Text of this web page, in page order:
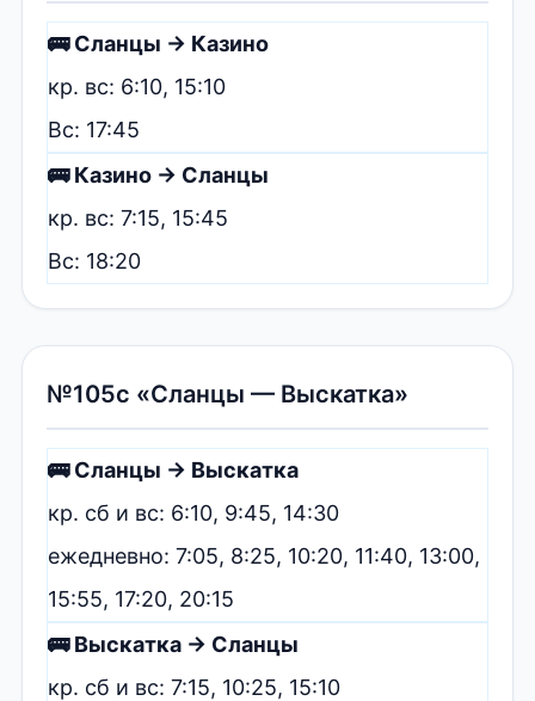
🚌 Сланцы → Казино
кр. вс: 6:10, 15:10
Вс: 17:45
🚌 Казино → Сланцы
кр. вс: 7:15, 15:45
Вс: 18:20
№105с «Сланцы — Выскатка»
🚌 Сланцы → Выскатка
кр. сб и вс: 6:10, 9:45, 14:30
ежедневно: 7:05, 8:25, 10:20, 11:40, 13:00,
15:55, 17:20, 20:15
🚌 Выскатка → Сланцы
кр. сб и вс: 7:15, 10:25, 15:10